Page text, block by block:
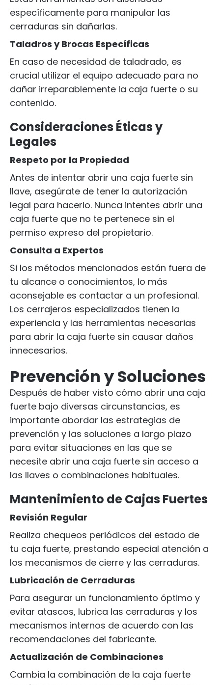
específicamente para manipular las
cerraduras sin dañarlas.
Taladros y Brocas Específicas
En caso de necesidad de taladrado, es
crucial utilizar el equipo adecuado para no
dañar irreparablemente la caja fuerte o su
contenido.
Consideraciones Éticas y
Legales
Respeto por la Propiedad
Antes de intentar abrir una caja fuerte sin
llave, asegúrate de tener la autorización
legal para hacerlo. Nunca intentes abrir una
caja fuerte que no te pertenece sin el
permiso expreso del propietario.
Consulta a Expertos
Si los métodos mencionados están fuera de
tu alcance o conocimientos, lo más
aconsejable es contactar a un profesional.
Los cerrajeros especializados tienen la
experiencia y las herramientas necesarias
para abrir la caja fuerte sin causar daños
innecesarios.
Prevención y Soluciones
Después de haber visto cómo abrir una caja
fuerte bajo diversas circunstancias, es
importante abordar las estrategias de
prevención y las soluciones a largo plazo
para evitar situaciones en las que se
necesite abrir una caja fuerte sin acceso a
las llaves o combinaciones habituales.
Mantenimiento de Cajas Fuertes
Revisión Regular
Realiza chequeos periódicos del estado de
tu caja fuerte, prestando especial atención a
los mecanismos de cierre y las cerraduras.
Lubricación de Cerraduras
Para asegurar un funcionamiento óptimo y
evitar atascos, lubrica las cerraduras y los
mecanismos internos de acuerdo con las
recomendaciones del fabricante.
Actualización de Combinaciones
Cambia la combinación de la caja fuerte